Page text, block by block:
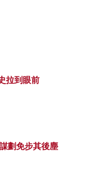
拉到眼前
劃免步其後塵